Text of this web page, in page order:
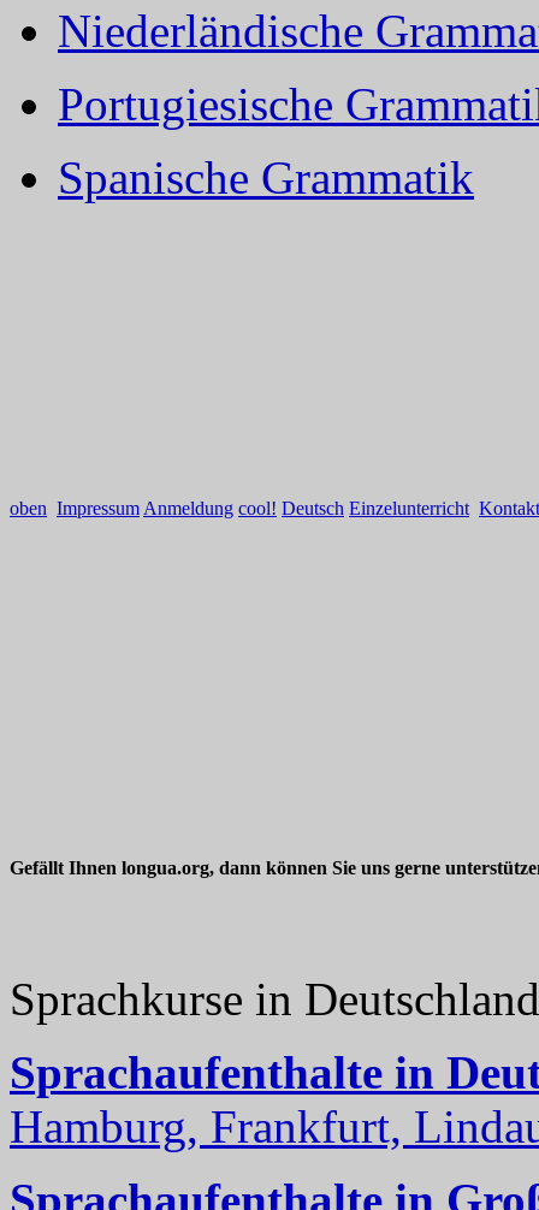
Niederländische
Portugiesische
Spanische Grammatik
oben Impressum Anmeldung cool! Deutsch Einzelunterricht Kontakt
Gefällt Ihnen longua.org, dann können Sie uns gerne
Sprachkurse in
Sprachaufenthalte in
Hamburg, Frankfurt,
Sprachaufenthalte in